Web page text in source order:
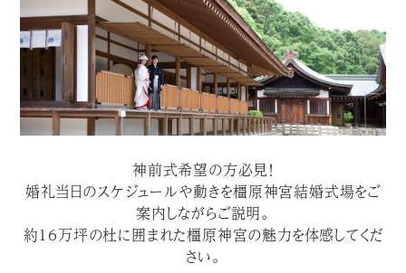
神前式希望の方必見！
婚礼当日のスケジュールや動きを橿原神宮結婚式場をご
案内しながらご説明。
約１６万坪の杜に囲まれた橿原神宮の魅力を体感してくだ
さい。